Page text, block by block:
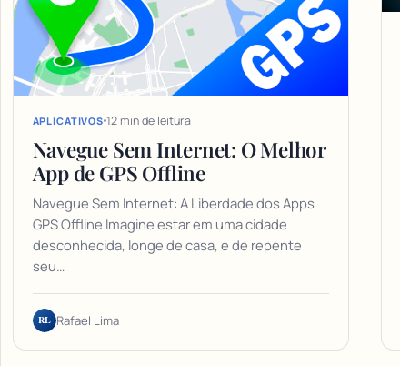
APLICATIVOS 12 min de leitura
Navegue Sem Internet: O Melhor
App de GPS Offline
Navegue Sem Internet: A Liberdade dos Apps
GPS Offline Imagine estar em uma cidade
desconhecida, longe de casa, e de repente
seu…
RL Rafael Lima